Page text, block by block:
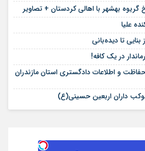
علیا
تا دیده‌بانی
در یک کافه!
و اطلاعات دادگستری استان مازندران
داران اربعین حسینی(ع)